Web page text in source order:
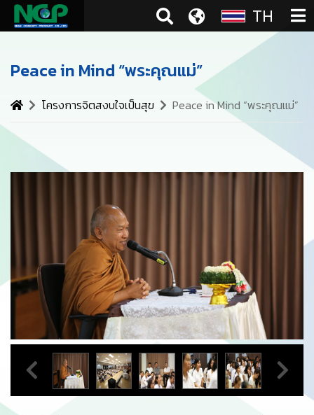
TH
Peace in Mind “พระคุณแม่”
โครงการจิตสงบใจเป็นสุข Peace in Mind “พระคุณแม่”